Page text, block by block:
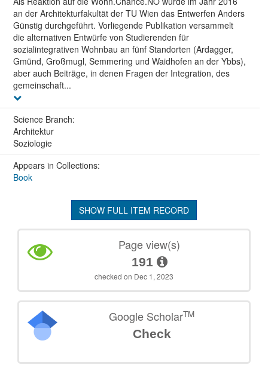
an der Architekturfakultät der TU Wien das Entwerfen Anders
Günstig durchgeführt. Vorliegende Publikation versammelt
die alternativen Entwürfe von Studierenden für
sozialintegrativen Wohnbau an fünf Standorten (Ardagger,
Gmünd, Großmugl, Semmering und Waidhofen an der Ybbs),
aber auch Beiträge, in denen Fragen der Integration, des
gemeinschaft...
Science Branch:
Architektur
Soziologie
Appears in Collections:
Book
SHOW FULL ITEM RECORD
Page view(s)
191
checked on Dec 1, 2023
Google ScholarTM
Check